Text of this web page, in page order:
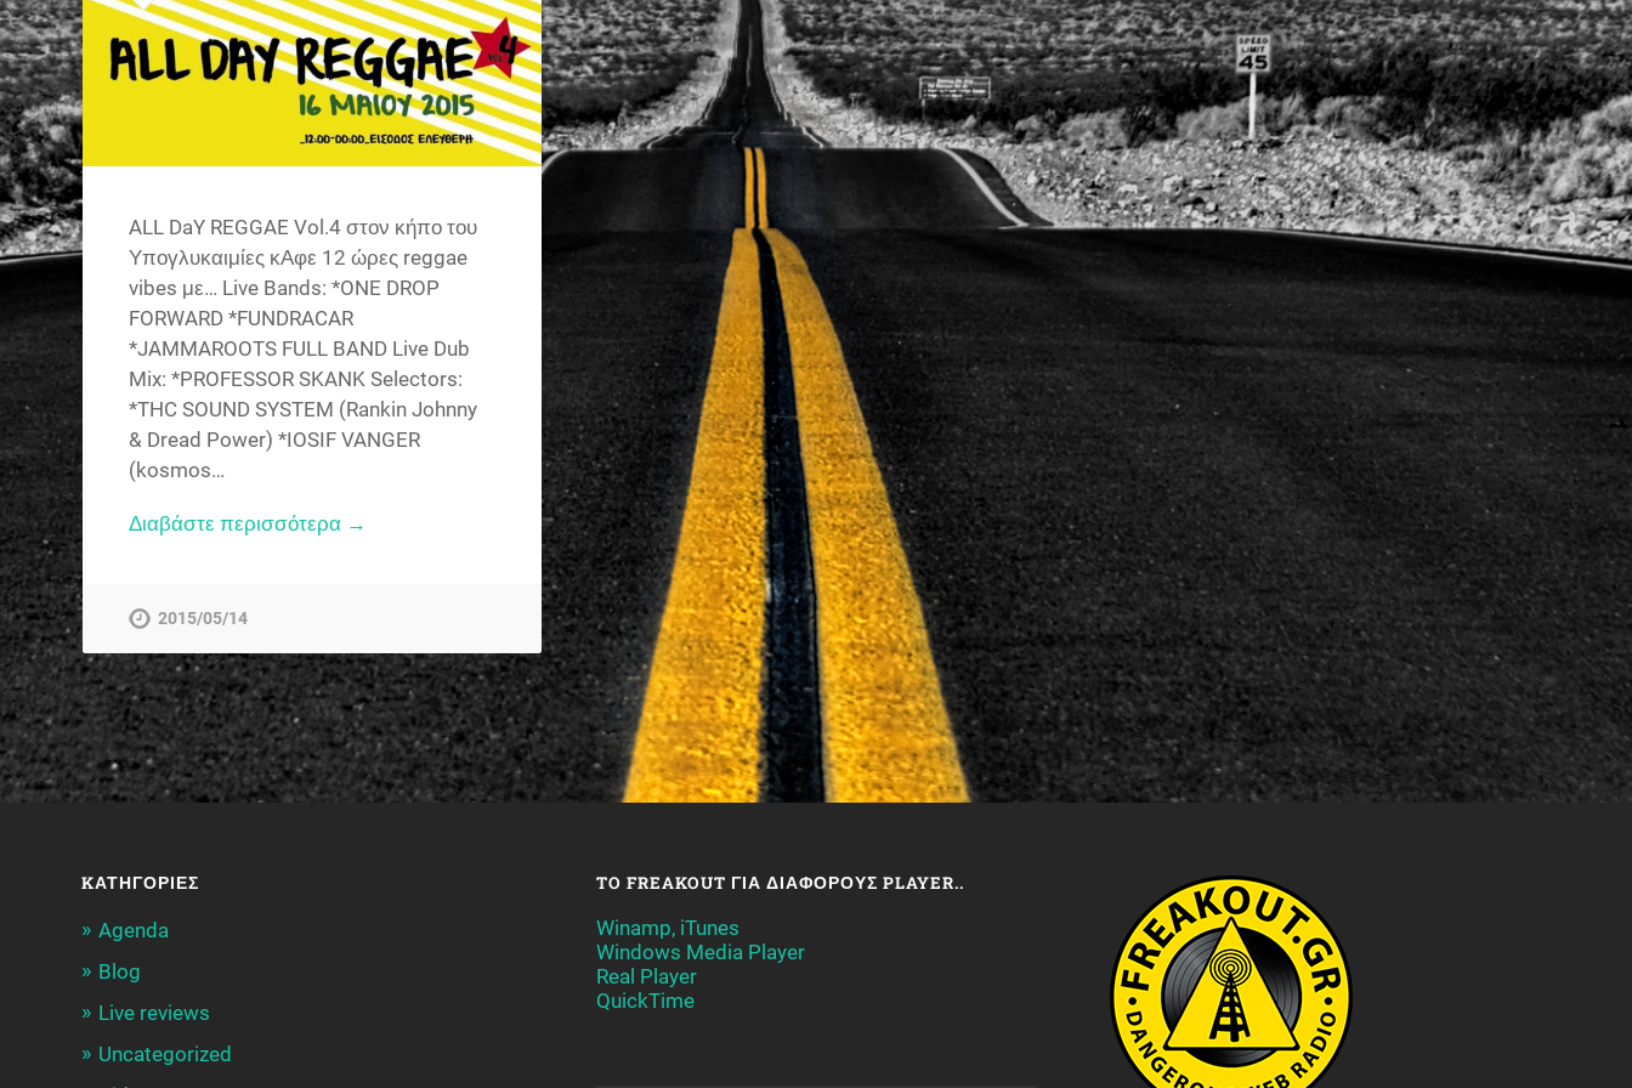
ALL DaY REGGAE Vol.4 στον κήπο του
Υπογλυκαιμίες κΑφε 12 ώρες reggae
vibes με… Live Bands: *ONE DROP
FORWARD *FUNDRACAR
*JAMMAROOTS FULL BAND Live Dub
Mix: *PROFESSOR SKANK Selectors:
*THC SOUND SYSTEM (Rankin Johnny
& Dread Power) *IOSIF VANGER
(kosmos…
Διαβάστε περισσότερα →
2015/05/14
KΑΤΗΓΟΡΊΕΣ
Agenda
Blog
Live reviews
Uncategorized
TO FREAKOUT ΓΙΑ ΔΙΆΦΟΡΟΥΣ PLAYER..
Winamp, iTunes
Windows Media Player
Real Player
QuickTime